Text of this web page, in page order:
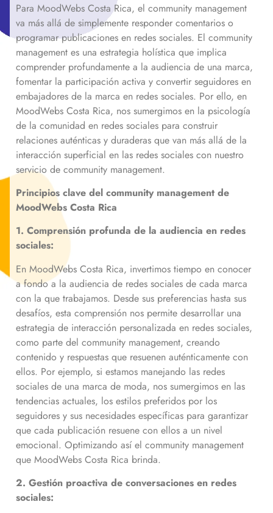
Para MoodWebs Costa Rica, el community management
va más allá de simplemente responder comentarios o
programar publicaciones en redes sociales. El community
management es una estrategia holística que implica
comprender profundamente a la audiencia de una marca,
fomentar la participación activa y convertir seguidores en
embajadores de la marca en redes sociales. Por ello, en
MoodWebs Costa Rica, nos sumergimos en la psicología
de la comunidad en redes sociales para construir
relaciones auténticas y duraderas que van más allá de la
interacción superficial en las redes sociales con nuestro
servicio de community management.
Principios clave del community management de
MoodWebs Costa Rica
1. Comprensión profunda de la audiencia en redes
sociales:
En MoodWebs Costa Rica, invertimos tiempo en conocer
a fondo a la audiencia de redes sociales de cada marca
con la que trabajamos. Desde sus preferencias hasta sus
desafíos, esta comprensión nos permite desarrollar una
estrategia de interacción personalizada en redes sociales,
como parte del community management, creando
contenido y respuestas que resuenen auténticamente con
ellos. Por ejemplo, si estamos manejando las redes
sociales de una marca de moda, nos sumergimos en las
tendencias actuales, los estilos preferidos por los
seguidores y sus necesidades específicas para garantizar
que cada publicación resuene con ellos a un nivel
emocional. Optimizando así el community management
que MoodWebs Costa Rica brinda.
2. Gestión proactiva de conversaciones en redes
sociales: